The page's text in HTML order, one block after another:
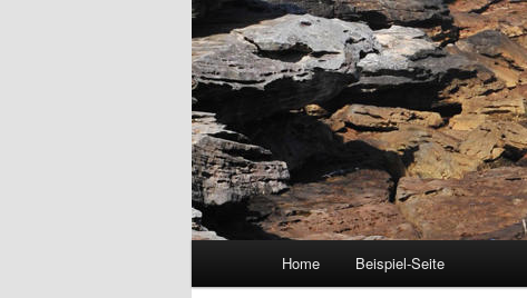
Zum Inhalt wechseln
Zum sekundären Inhalt wechseln
Home Beispiel-Seite